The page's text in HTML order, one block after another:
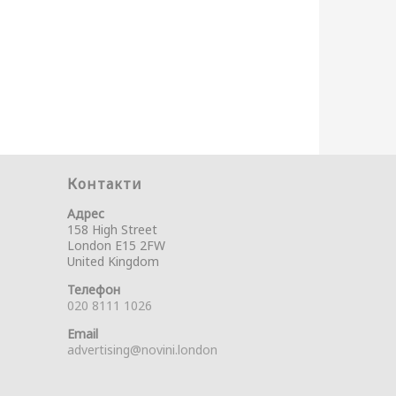
Контакти
Адрес
158 High Street
London E15 2FW
United Kingdom
Телефон
020 8111 1026
Email
advertising@novini.london